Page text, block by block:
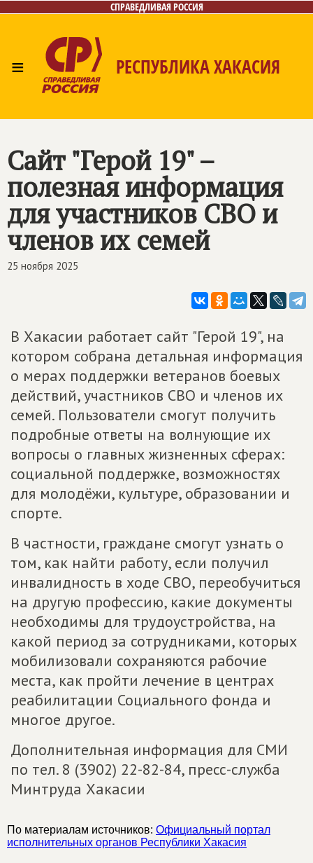
СПРАВЕДЛИВАЯ РОССИЯ
≡ РЕСПУБЛИКА ХАКАСИЯ
Контакты
Сайт "Герой 19" –
полезная информация
для участников СВО и
членов их семей
25 ноября 2025
В Хакасии работает сайт "Герой 19", на
котором собрана детальная информация
о мерах поддержки ветеранов боевых
действий, участников СВО и членов их
семей. Пользователи смогут получить
подробные ответы на волнующие их
вопросы о главных жизненных сферах:
социальной поддержке, возможностях
для молодёжи, культуре, образовании и
спорте.
В частности, граждане смогут узнать о
том, как найти работу, если получил
инвалидность в ходе СВО, переобучиться
на другую профессию, какие документы
необходимы для трудоустройства, на
какой период за сотрудниками, которых
мобилизовали сохраняются рабочие
места, как пройти лечение в центрах
реабилитации Социального фонда и
многое другое.
Дополнительная информация для СМИ
по тел. 8 (3902) 22-82-84, пресс-служба
Минтруда Хакасии
По материалам источников: Официальный портал
исполнительных органов Республики Хакасия